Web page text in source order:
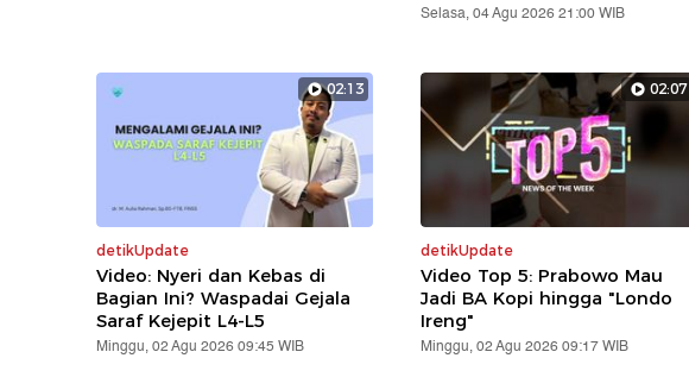
Selasa, 04 Agu 2026 21:00 WIB
02:13
detikUpdate
Video: Nyeri dan Kebas di
Bagian Ini? Waspadai Gejala
Saraf Kejepit L4-L5
Minggu, 02 Agu 2026 09:45 WIB
02:07
detikUpdate
Video Top 5: Prabowo Mau
Jadi BA Kopi hingga "Londo
Ireng"
Minggu, 02 Agu 2026 09:17 WIB